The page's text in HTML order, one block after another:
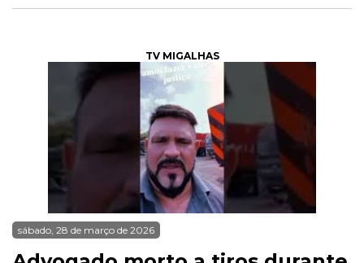
TV MIGALHAS
sábado, 28 de março de 2026